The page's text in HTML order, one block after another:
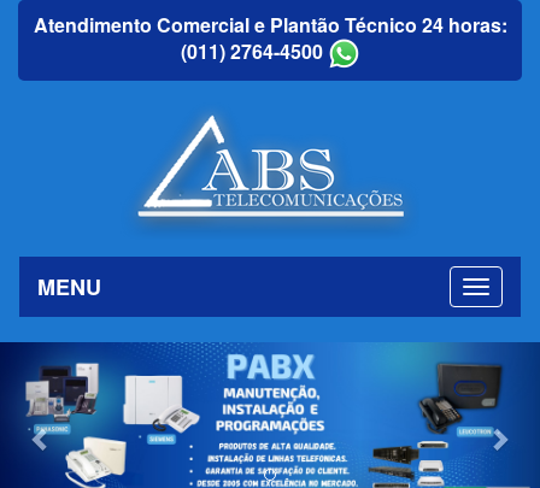
Atendimento Comercial e Plantão Técnico 24 horas:
(011) 2764-4500
MENU
Previous